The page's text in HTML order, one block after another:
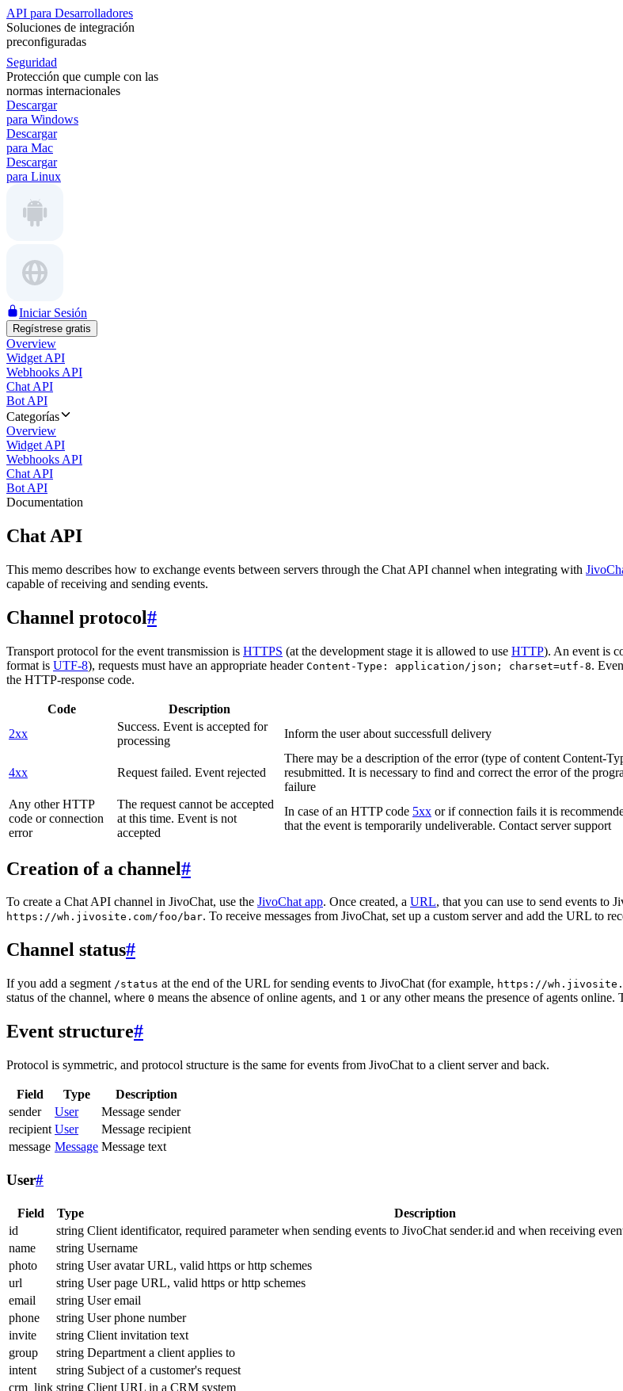
API para Desarrolladores
Soluciones de integración
preconfiguradas
Seguridad
Protección que cumple con las
normas internacionales
Descargar
para Windows
Descargar
para Mac
Descargar
para Linux
Iniciar Sesión
Regístrese gratis
Overview
Widget API
Webhooks API
Chat API
Bot API
Categorías
Overview
Widget API
Webhooks API
Chat API
Bot API
Documentation
Chat API
This memo describes how to exchange events between servers through the Chat API channel when integrating with
capable of receiving and sending events.
Channel protocol#
Transport protocol for the event transmission is HTTPS (at the development stage it is allowed to use HTTP). An event is
format is UTF-8), requests must have an appropriate header Content-Type: application/json; charset=utf-8.
the HTTP-response code.
Code Description
2xx
Success. Event is accepted for
processing
Inform the user about successfull delivery
4xx Request failed. Event rejected
There may be a description of the error (type of content Content-
resubmitted. It is necessary to find and correct the error of the
failure
Any other HTTP
code or connection
error
The request cannot be accepted
at this time. Event is not
accepted
In case of an HTTP code 5xx or if connection fails it is
that the event is temporarily undeliverable. Contact server support
Creation of a channel#
To create a Chat API channel in JivoChat, use the JivoChat app. Once created, a URL, that you can use to send events to
https://wh.jivosite.com/foo/bar. To receive messages from JivoChat, set up a custom server and add the URL to
Channel status#
If you add a segment /status at the end of the URL for sending events to JivoChat (for example, https://
status of the channel, where 0 means the absence of online agents, and 1 or any other means the presence of agents
Event structure#
Protocol is symmetric, and protocol structure is the same for events from JivoChat to a client server and back.
Field Type
Description
sender
User
Message sender
recipient User
Message recipient
message Message Message text
User#
Field Type Description
id
string Client identificator, required parameter when sending events to JivoChat sender.id and when receiving
name
string Username
photo
string User avatar URL, valid https or http schemes
url
string User page URL, valid https or http schemes
email
string User email
phone
string User phone number
invite
string Client invitation text
group
string Department a client applies to
intent
string Subject of a customer's request
crm_link string Client URL in a CRM system